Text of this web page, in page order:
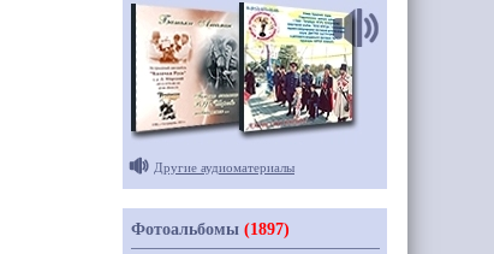
Другие аудиоматериалы
Фотоальбомы (1897)